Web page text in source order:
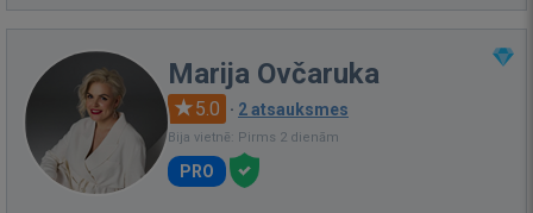
Marija Ovčaruka
5.0 · 2 atsauksmes
Bija vietnē: Pirms 2 dienām
PRO